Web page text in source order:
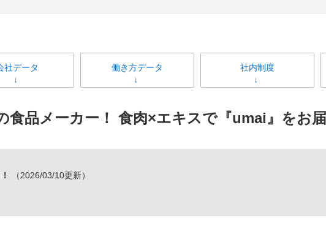
社データ 働き方データ 社内制度
食品メーカー！ 食肉×エキスで『umai』をお
（2026/03/10更新）